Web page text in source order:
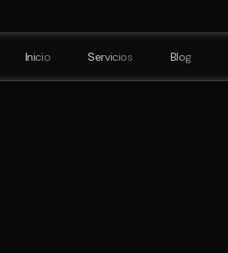
Inicio Servicios Blog